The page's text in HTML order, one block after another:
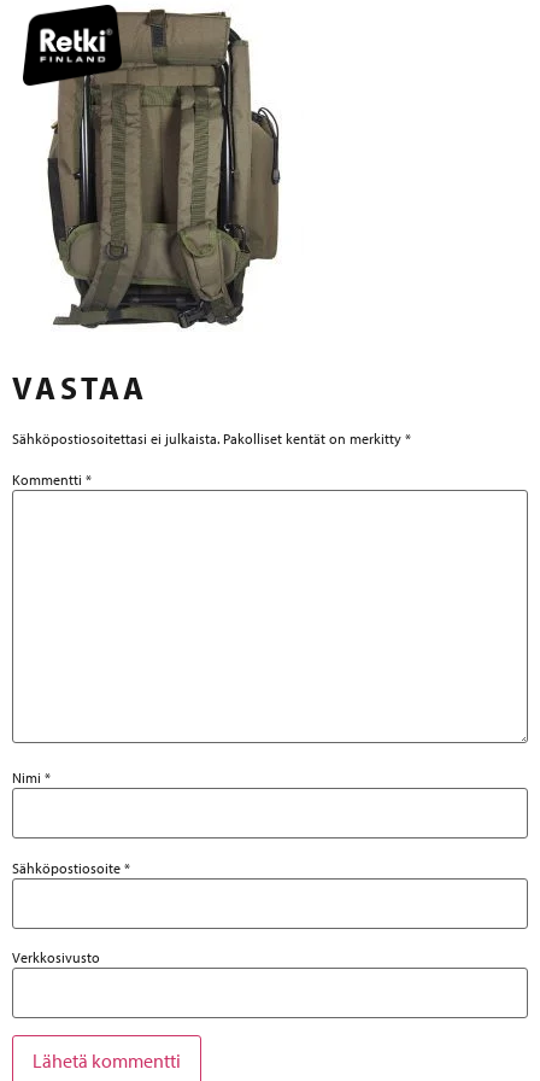
VASTAA
Sähköpostiosoitettasi ei julkaista. Pakolliset kentät on merkitty *
Kommentti *
Nimi *
Sähköpostiosoite *
Verkkosivusto